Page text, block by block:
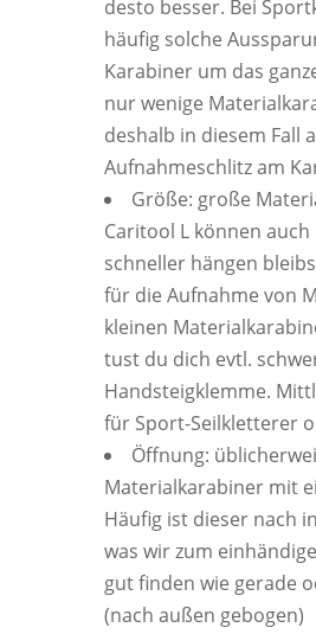
desto besser. Bei
häufig solche
Karabiner um das
nur wenige
deshalb in diesem Fall
Aufnahmeschlitz am
Größe: große
Caritool L können
schneller hängen
für die Aufnahme von
kleinen
tust du dich evtl.
Handsteigklemme.
für Sport-Seilkletterer
Öffnung:
Materialkarabiner mit
Häufig ist dieser nach
was wir zum
gut finden wie gerade
(nach außen gebogen)